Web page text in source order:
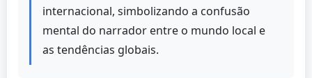
internacional, simbolizando a confusão
mental do narrador entre o mundo local e
as tendências globais.